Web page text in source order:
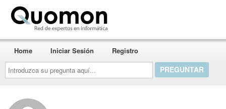
Introduzca
su
pregunta
aquí...
Home Iniciar Sesión Registro